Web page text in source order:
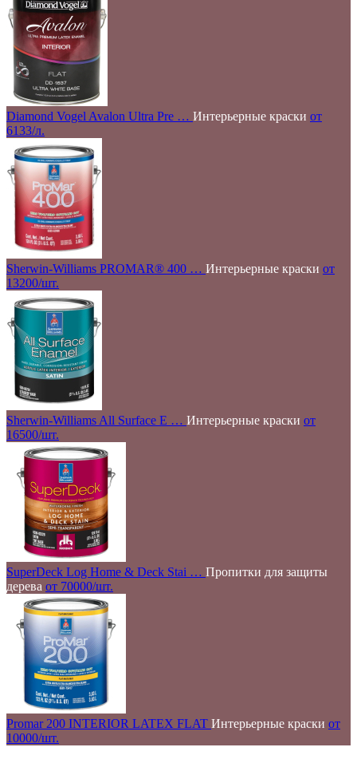
Diamond Vogel Avalon Ultra Pre … Интерьерные краски от
6133/л.
Sherwin-Williams PROMAR® 400 … Интерьерные краски от
13200/шт.
Sherwin-Williams All Surface E … Интерьерные краски от
16500/шт.
SuperDeck Log Home & Deck Stai … Пропитки для защиты
дерева от 70000/шт.
Promar 200 INTERIOR LATEX FLAT Интерьерные краски от
10000/шт.